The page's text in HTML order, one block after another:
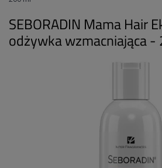
SEBORADIN Mama Hair
odżywka wzmacniająca -